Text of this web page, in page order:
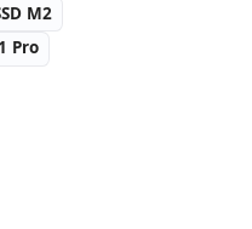
M2
Pro